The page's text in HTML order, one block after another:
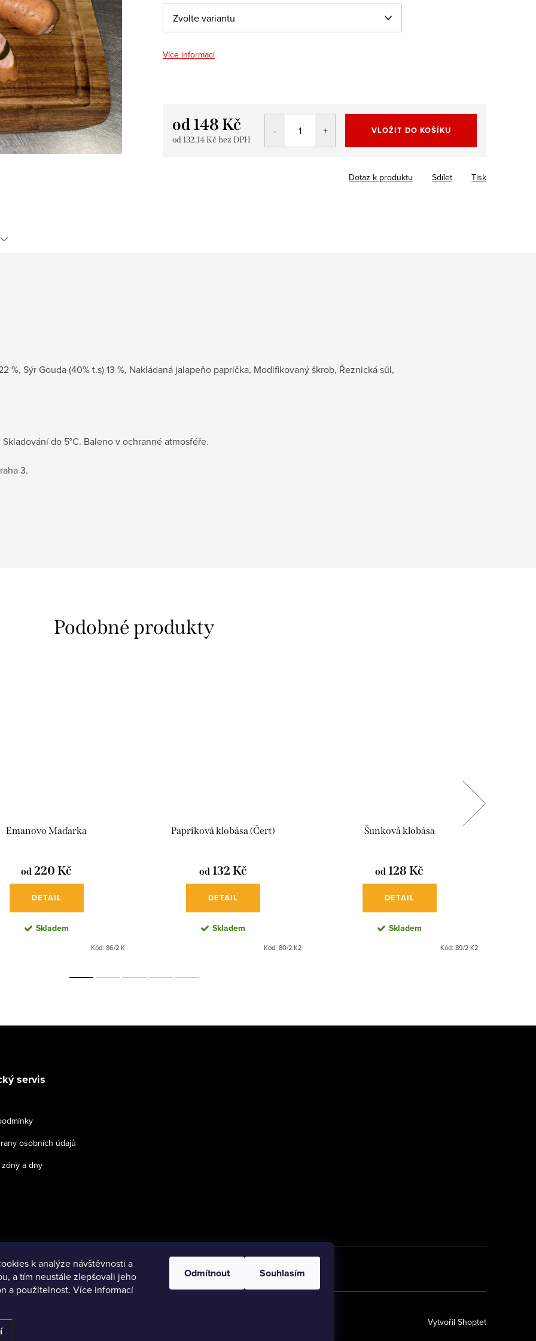
k analýze návštěvnosti a
a tím neustále zlepšovali jeho
a použitelnost. Více informací
Odmítnout Souhlasím
Více informací
od148 Kč
od132,14 Kč bez DPH
VLOŽIT DO KOŠÍKU
Tisk
Dotaz k produktu Sdílet
Sýr Gouda (40% t.s) 13 %, Nakládaná jalapeňo paprička, Modifikovaný škrob, Řeznická sůl,
do 5°C. Baleno v ochranné atmosféře.
3.
Emanovo Maďarka
od 220 Kč
DETAIL
Skladem
Kód: 86/2 K
Papriková klobása (Čert)
od132 Kč
DETAIL
Skladem
Kód: 80/2 K2
Šunková klobása
od 128 Kč
DETAIL
Skladem
Kód: 89/2 K2
servis
osobních údajů
a dny
Emanovo uzenářství
Vytvořil Shoptet